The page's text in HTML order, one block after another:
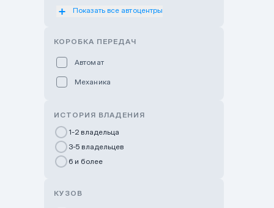
Mycar Uralsk
GWM Nurly Zhol
Chery Astana
Показать все автоцентры
КОРОБКА ПЕРЕДАЧ
Автомат
Механика
ИСТОРИЯ ВЛАДЕНИЯ
1-2 владельца
3-5 владельцев
6 и более
КУЗОВ